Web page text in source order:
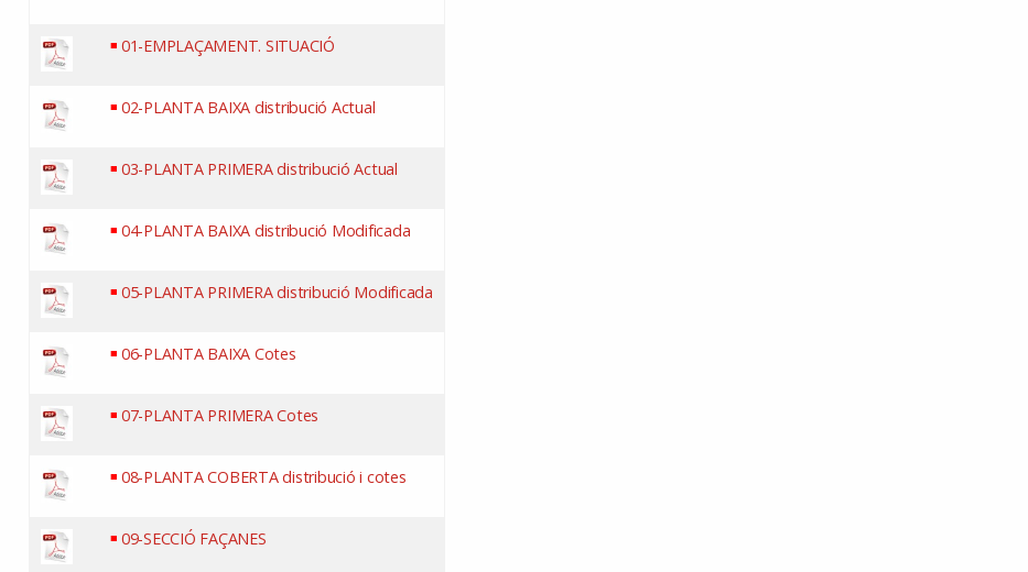
01-EMPLAÇAMENT. SITUACIÓ
02-PLANTA BAIXA distribució Actual
03-PLANTA PRIMERA distribució Actual
04-PLANTA BAIXA distribució Modificada
05-PLANTA PRIMERA distribució Modificada
06-PLANTA BAIXA Cotes
07-PLANTA PRIMERA Cotes
08-PLANTA COBERTA distribució i cotes
09-SECCIÓ FAÇANES